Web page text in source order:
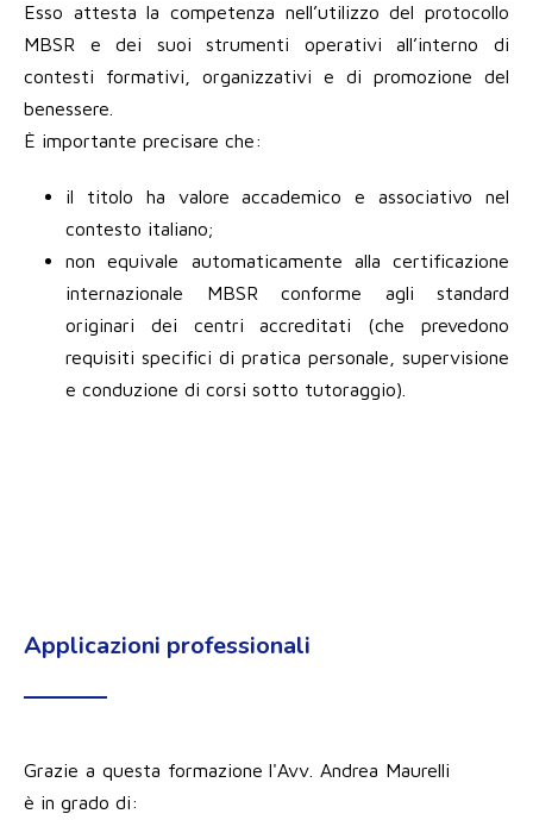
Esso attesta la competenza nell’utilizzo del protocollo
MBSR e dei suoi strumenti operativi all’interno di
contesti formativi, organizzativi e di promozione del
benessere.
È importante precisare che:
il titolo ha valore accademico e associativo nel
contesto italiano;
non equivale automaticamente alla certificazione
internazionale MBSR conforme agli standard
originari dei centri accreditati (che prevedono
requisiti specifici di pratica personale, supervisione
e conduzione di corsi sotto tutoraggio).
Applicazioni professionali
Grazie a questa formazione l'Avv. Andrea Maurelli
è in grado di: